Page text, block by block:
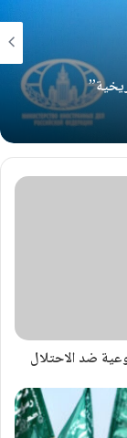
ضد الاحتلال